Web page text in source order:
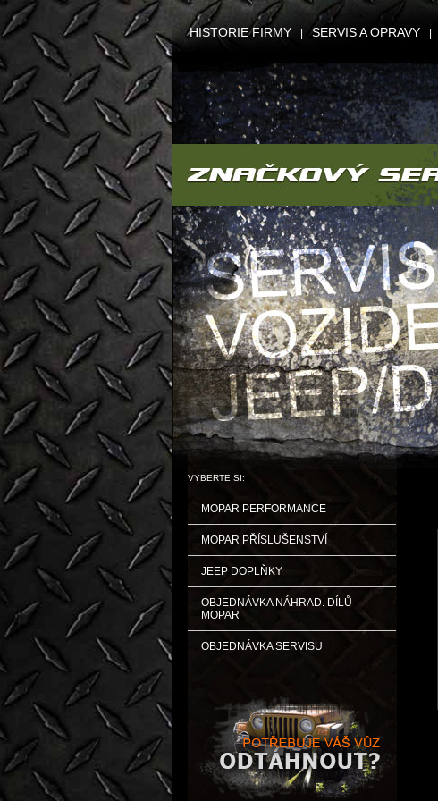
HISTORIE FIRMY SERVIS A OPRAVY
VYBERTE SI:
MOPAR PERFORMANCE
MOPAR PŘÍSLUŠENSTVÍ
JEEP DOPLŇKY
OBJEDNÁVKA NÁHRAD. DÍLŮ
MOPAR
OBJEDNÁVKA SERVISU